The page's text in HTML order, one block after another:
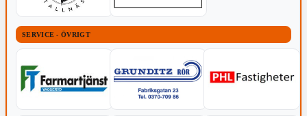
SERVICE - ÖVRIGT